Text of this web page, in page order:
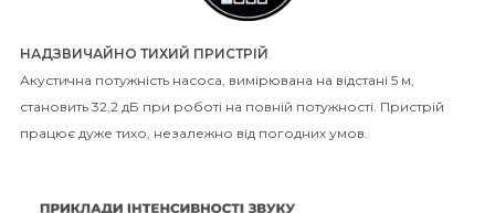
НАДЗВИЧАЙНО ТИХИЙ ПРИСТРІЙ
Акустична потужність насоса, вимірювана на відстані 5 м,
становить 32,2 дБ при роботі на повній потужності. Пристрій
працює дуже тихо, незалежно від погодних умов.